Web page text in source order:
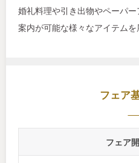
婚礼料理や引き出物やペーパ
案内が可能な様々なアイテムを
フェア
フェア